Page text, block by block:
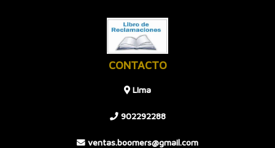
CONTACTO
LIma
902292288
ventas.boomers@gmail.com